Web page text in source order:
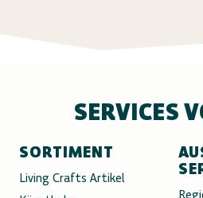
SERVICES
SORTIMENT
Living Crafts Artikel